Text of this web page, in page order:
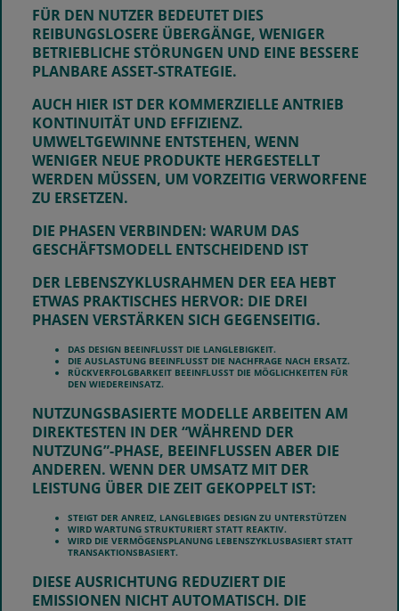
FÜR DEN NUTZER BEDEUTET DIES
REIBUNGSLOSERE ÜBERGÄNGE, WENIGER
BETRIEBLICHE STÖRUNGEN UND EINE BESSERE
PLANBARE ASSET-STRATEGIE.
AUCH HIER IST DER KOMMERZIELLE ANTRIEB
KONTINUITÄT UND EFFIZIENZ.
UMWELTGEWINNE ENTSTEHEN, WENN
WENIGER NEUE PRODUKTE HERGESTELLT
WERDEN MÜSSEN, UM VORZEITIG VERWORFENE
ZU ERSETZEN.
DIE PHASEN VERBINDEN: WARUM DAS
GESCHÄFTSMODELL ENTSCHEIDEND IST
DER LEBENSZYKLUSRAHMEN DER EEA HEBT
ETWAS PRAKTISCHES HERVOR: DIE DREI
PHASEN VERSTÄRKEN SICH GEGENSEITIG.
DAS DESIGN BEEINFLUSST DIE LANGLEBIGKEIT.
DIE AUSLASTUNG BEEINFLUSST DIE NACHFRAGE NACH ERSATZ.
RÜCKVERFOLGBARKEIT BEEINFLUSST DIE MÖGLICHKEITEN FÜR
DEN WIEDEREINSATZ.
NUTZUNGSBASIERTE MODELLE ARBEITEN AM
DIREKTESTEN IN DER “WÄHREND DER
NUTZUNG”-PHASE, BEEINFLUSSEN ABER DIE
ANDEREN. WENN DER UMSATZ MIT DER
LEISTUNG ÜBER DIE ZEIT GEKOPPELT IST:
STEIGT DER ANREIZ, LANGLEBIGES DESIGN ZU UNTERSTÜTZEN
WIRD WARTUNG STRUKTURIERT STATT REAKTIV.
WIRD DIE VERMÖGENSPLANUNG LEBENSZYKLUSBASIERT STATT
TRANSAKTIONSBASIERT.
DIESE AUSRICHTUNG REDUZIERT DIE
EMISSIONEN NICHT AUTOMATISCH. DIE